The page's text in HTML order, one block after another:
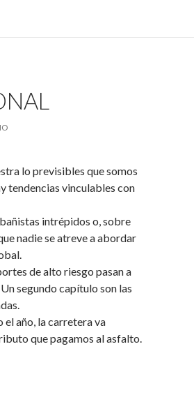
lo previsibles que somos
tendencias vinculables con
intrépidos o, sobre
nadie se atreve a abordar
de alto riesgo pasan a
segundo capítulo son las
año, la carretera va
que pagamos al asfalto.